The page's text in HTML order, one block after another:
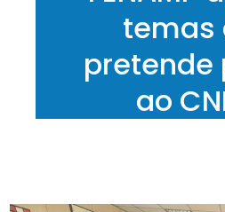
temas
pretende
ao